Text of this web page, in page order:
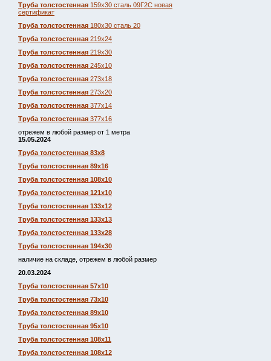
Труба толстостенная 159х30 сталь 09Г2С новая
сертификат
Труба толстостенная 180х30 сталь 20
Труба толстостенная 219х24
Труба толстостенная 219х30
Труба толстостенная 245х10
Труба толстостенная 273х18
Труба толстостенная 273х20
Труба толстостенная 377х14
Труба толстостенная 377х16
отрежем в любой размер от 1 метра
15.05.2024
Труба толстостенная 83х8
Труба толстостенная 89х16
Труба толстостенная 108х10
Труба толстостенная 121х10
Труба толстостенная 133х12
Труба толстостенная 133х13
Труба толстостенная 133х28
Труба толстостенная 194х30
наличие на складе, отрежем в любой размер
20.03.2024
Труба толстостенная 57х10
Труба толстостенная 73х10
Труба толстостенная 89х10
Труба толстостенная 95х10
Труба толстостенная 108х11
Труба толстостенная 108х12